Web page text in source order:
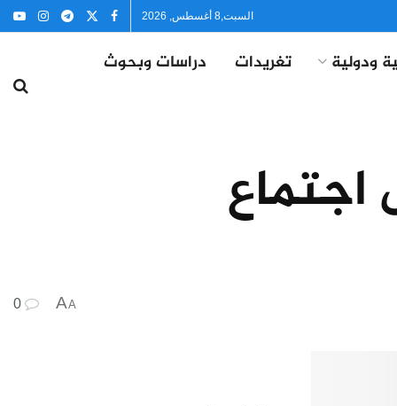
السبت,8 أغسطس, 2026
ودولية تغريدات
دراسات وبحوث
اجتماع
A
A